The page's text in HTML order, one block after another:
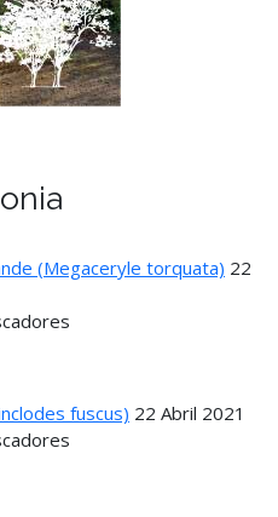
(Megaceryle torquata) 22
fuscus) 22 Abril 2021